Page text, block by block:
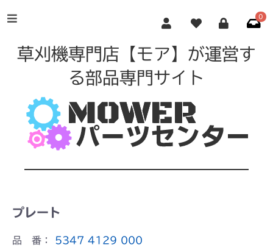
0
草刈機専門店【モア】が運営す
る部品専門サイト
プレート
品 番：
5347 4129 000